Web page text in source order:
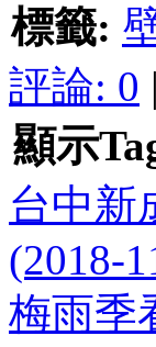
標籤:
評論: 0
顯示
台中新
(2018-
梅雨季